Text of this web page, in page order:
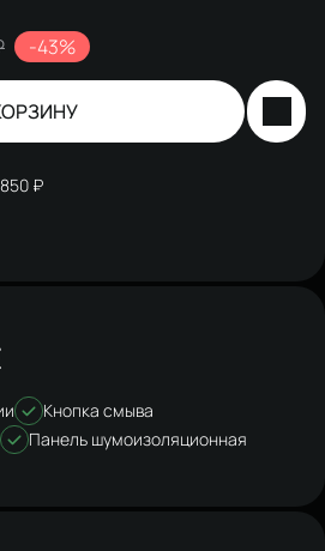
-43%
850 ₽
Кнопка смыва
Панель шумоизоляционная